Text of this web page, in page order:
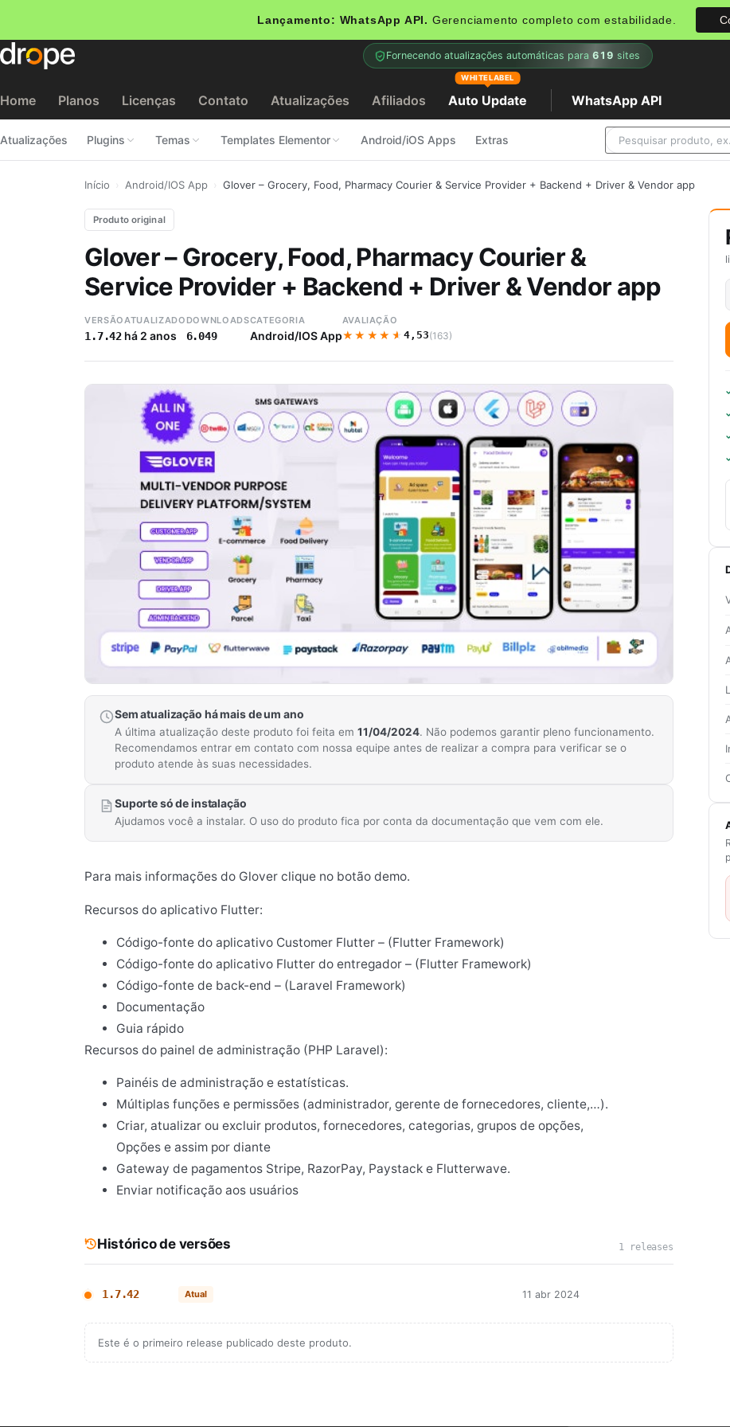
Lançamento: WhatsApp API. Gerenciamento completo com estabilidade.
Home Planos Licenças Contato Atualizações Afiliados Auto Update
WHITELABEL
WhatsApp API
Fornecendo atualizações automáticas para619 sites
Atualizações Plugins Temas Templates Elementor Android/iOS Apps Extras
Início Android/IOS App Glover – Grocery, Food, Pharmacy Courier & Service Provider + Backend + Driver & Vendor app
Produto original
Glover – Grocery, Food, Pharmacy Courier &
Service Provider + Backend + Driver & Vendor app
VERSÃO
1.7.42
ATUALIZADO
há 2 anos
DOWNLOADS
6.049
CATEGORIA
Android/IOS App
AVALIAÇÃO
★★★★★
★★★★★4,53(163)
Sem atualização há mais de um ano
A última atualização deste produto foi feita em 11/04/2024. Não podemos garantir pleno funcionamento.
Recomendamos entrar em contato com nossa equipe antes de realizar a compra para verificar se o
produto atende às suas necessidades.
Suporte só de instalação
Ajudamos você a instalar. O uso do produto fica por conta da documentação que vem com ele.
Para mais informações do Glover clique no botão demo.
Recursos do aplicativo Flutter:
Código-fonte do aplicativo Customer Flutter – (Flutter Framework)
Código-fonte do aplicativo Flutter do entregador – (Flutter Framework)
Código-fonte de back-end – (Laravel Framework)
Documentação
Guia rápido
Recursos do painel de administração (PHP Laravel):
Painéis de administração e estatísticas.
Múltiplas funções e permissões (administrador, gerente de fornecedores, cliente,…).
Criar, atualizar ou excluir produtos, fornecedores, categorias, grupos de opções,
Opções e assim por diante
Gateway de pagamentos Stripe, RazorPay, Paystack e Flutterwave.
Enviar notificação aos usuários
Histórico de versões 1 releases
1.7.42 Atual 11 abr 2024
Este é o primeiro release publicado deste produto.